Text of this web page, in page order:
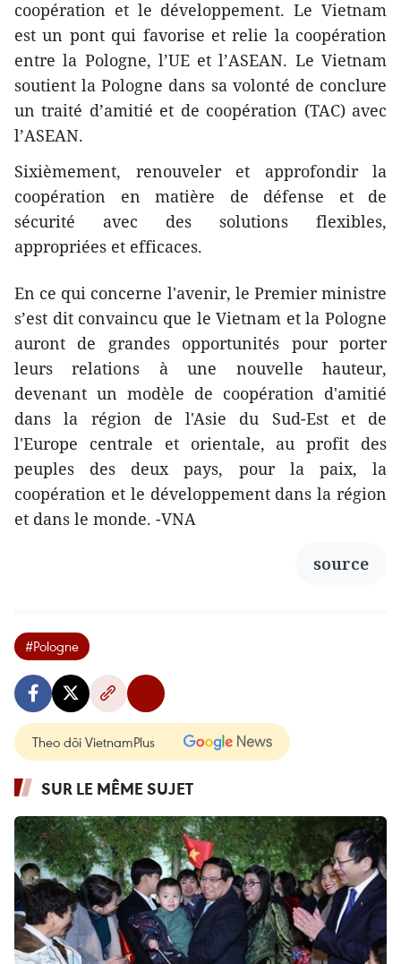
coopération et le développement. Le Vietnam
est un pont qui favorise et relie la coopération
entre la Pologne, l’UE et l’ASEAN. Le Vietnam
soutient la Pologne dans sa volonté de conclure
un traité d’amitié et de coopération (TAC) avec
l’ASEAN.
Sixièmement, renouveler et approfondir la
coopération en matière de défense et de
sécurité avec des solutions flexibles,
appropriées et efficaces.
En ce qui concerne l'avenir, le Premier ministre
s’est dit convaincu que le Vietnam et la Pologne
auront de grandes opportunités pour porter
leurs relations à une nouvelle hauteur,
devenant un modèle de coopération d'amitié
dans la région de l'Asie du Sud-Est et de
l'Europe centrale et orientale, au profit des
peuples des deux pays, pour la paix, la
coopération et le développement dans la région
et dans le monde. -VNA
source
#Pologne
Theo dõi VietnamPlus
SUR LE MÊME SUJET